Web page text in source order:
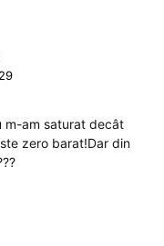
m-am saturat decât
zero barat!Dar din